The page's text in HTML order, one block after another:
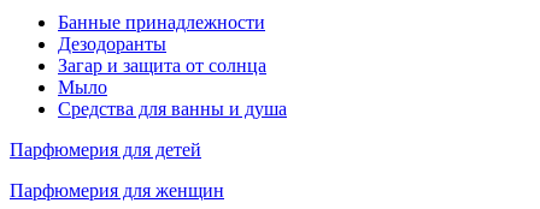
Банные принадлежности
Дезодоранты
Загар и защита от солнца
Мыло
Средства для ванны и душа
Парфюмерия для детей
Парфюмерия для женщин